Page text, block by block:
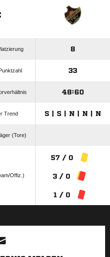
8
33
48:60
Trend S | S | N | N | N
(Tore)
Offiz.)
57 / 0
3 / 0
1 / 0